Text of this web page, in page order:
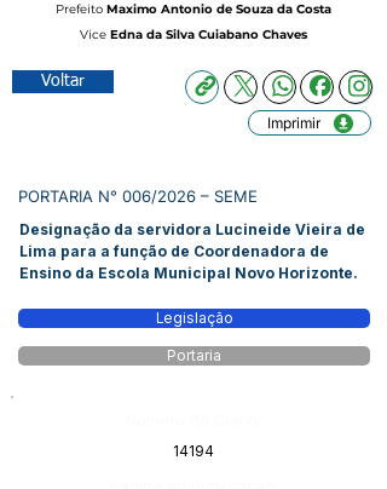
Prefeito Maximo Antonio de Souza da Costa
Vice Edna da Silva Cuiabano Chaves
Voltar
Imprimir
PORTARIA N° 006/2026 – SEME
Designação da servidora Lucineide Vieira de
Lima para a função de Coordenadora de
Ensino da Escola Municipal Novo Horizonte.
Legislação
Portaria
14194